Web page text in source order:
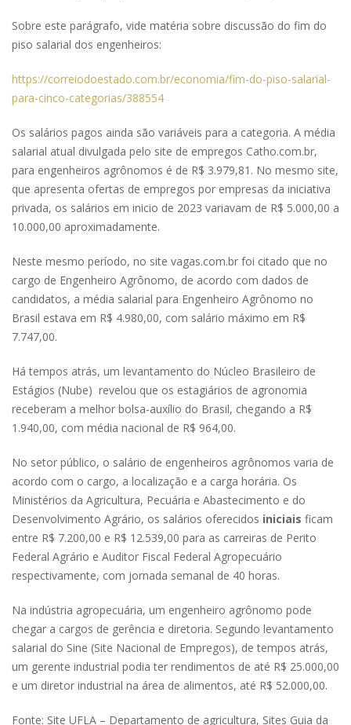
Sobre este parágrafo, vide matéria sobre discussão do fim do
piso salarial dos engenheiros:
https://correiodoestado.com.br/economia/fim-do-piso-salarial-
para-cinco-categorias/388554
Os salários pagos ainda são variáveis para a categoria. A média
salarial atual divulgada pelo site de empregos Catho.com.br,
para engenheiros agrônomos é de R$ 3.979,81. No mesmo site,
que apresenta ofertas de empregos por empresas da iniciativa
privada, os salários em inicio de 2023 variavam de R$ 5.000,00 a
10.000,00 aproximadamente.
Neste mesmo período, no site vagas.com.br foi citado que no
cargo de Engenheiro Agrônomo, de acordo com dados de
candidatos, a média salarial para Engenheiro Agrônomo no
Brasil estava em R$ 4.980,00, com salário máximo em R$
7.747,00.
Há tempos atrás, um levantamento do Núcleo Brasileiro de
Estágios (Nube) revelou que os estagiários de agronomia
receberam a melhor bolsa-auxílio do Brasil, chegando a R$
1.940,00, com média nacional de R$ 964,00.
No setor público, o salário de engenheiros agrônomos varia de
acordo com o cargo, a localização e a carga horária. Os
Ministérios da Agricultura, Pecuária e Abastecimento e do
Desenvolvimento Agrário, os salários oferecidos iniciais ficam
entre R$ 7.200,00 e R$ 12.539,00 para as carreiras de Perito
Federal Agrário e Auditor Fiscal Federal Agropecuário
respectivamente, com jornada semanal de 40 horas.
Na indústria agropecuária, um engenheiro agrônomo pode
chegar a cargos de gerência e diretoria. Segundo levantamento
salarial do Sine (Site Nacional de Empregos), de tempos atrás,
um gerente industrial podia ter rendimentos de até R$ 25.000,00
e um diretor industrial na área de alimentos, até R$ 52.000,00.
Fonte: Site UFLA – Departamento de agricultura, Sites Guia da